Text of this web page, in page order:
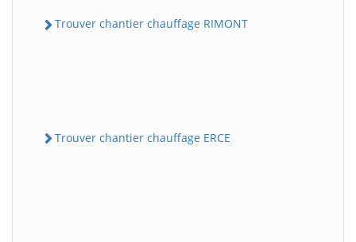
Trouver chantier chauffage RIMONT
Trouver chantier chauffage ERCE